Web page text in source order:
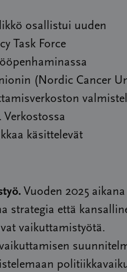
osallistui uuden
Task Force
(Nordic Cancer
käsittelevät
Vuoden 2025 aikana
strategia että
vaikuttamistyötä.